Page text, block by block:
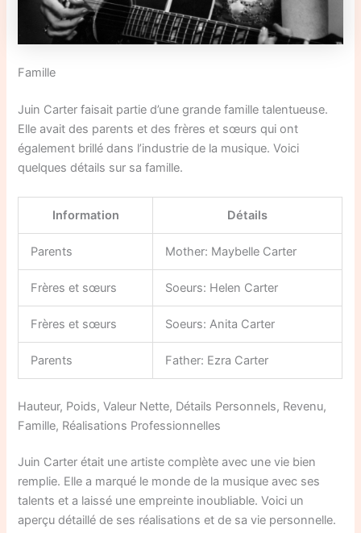
Famille
Juin Carter faisait partie d’une grande famille talentueuse.
Elle avait des parents et des frères et sœurs qui ont
également brillé dans l’industrie de la musique. Voici
quelques détails sur sa famille.
Information Détails
Parents Mother: Maybelle Carter
Frères et sœurs Soeurs: Helen Carter
Frères et sœurs Soeurs: Anita Carter
Parents Father: Ezra Carter
Hauteur, Poids, Valeur Nette, Détails Personnels, Revenu,
Famille, Réalisations Professionnelles
Juin Carter était une artiste complète avec une vie bien
remplie. Elle a marqué le monde de la musique avec ses
talents et a laissé une empreinte inoubliable. Voici un
aperçu détaillé de ses réalisations et de sa vie personnelle.